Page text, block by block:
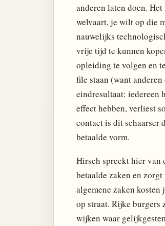
anderen laten doen.
welvaart, je wilt op die
nauwelijks
vrije tijd te kunnen
opleiding te volgen en
file staan (want
eindresultaat: iedereen
effect hebben, verliest
contact is dit schaarser
betaalde vorm.
Hirsch spreekt hier van
betaalde zaken en
algemene zaken
op straat. Rijke burgers
wijken waar